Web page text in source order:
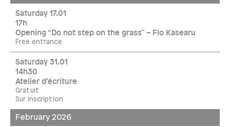
Saturday 17.01
17h
Opening “Do not step on the grass” – Flo Kasearu
Free entrance
Saturday 31.01
14h30
Atelier d’écriture
Gratuit
Sur inscription
February 2026